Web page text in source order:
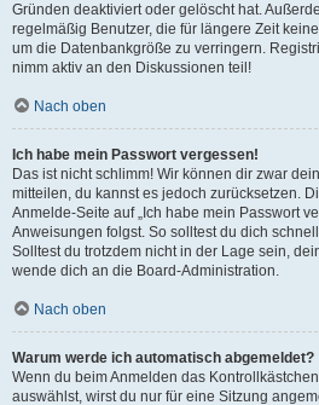
Gründen deaktiviert oder gelöscht hat.
regelmäßig Benutzer, die für längere Zeit
um die Datenbankgröße zu verringern.
nimm aktiv an den Diskussionen teil!
Nach oben
Ich habe mein Passwort vergessen!
Das ist nicht schlimm! Wir können dir zwar
mitteilen, du kannst es jedoch zurücksetzen.
Anmelde-Seite auf „Ich habe mein Passwort
Anweisungen folgst. So solltest du dich
Solltest du trotzdem nicht in der Lage sein,
wende dich an die Board-Administration.
Nach oben
Warum werde ich automatisch abgemeldet?
Wenn du beim Anmelden das
auswählst, wirst du nur für eine Sitzung